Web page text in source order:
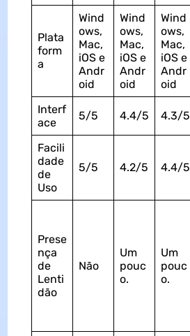
Plata
form
a
Wind
ows,
Mac,
iOS e
Andr
oid
Wind
ows,
Mac,
iOS e
Andr
oid
Wind
ows,
Mac,
iOS e
Andr
oid
Interf
ace
5/5 4.4/5 4.3/5
Facili
dade
de
Uso
5/5 4.2/5 4.4/5
Prese
nça
de
Lenti
dão
Não
Um
pouc
o.
Um
pouc
o.